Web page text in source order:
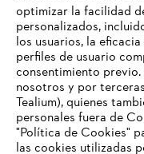
Nuestra empresa
optimizar la facilidad
personalizados,
los usuarios, la
perfiles de usuario
consentimiento
nosotros y por
Tealium), quienes
personales fuera de
"Política de Cookies"
las cookies utilizadas